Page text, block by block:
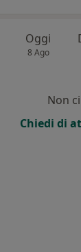
Oggi
8 Ago
Non
Chiedi di